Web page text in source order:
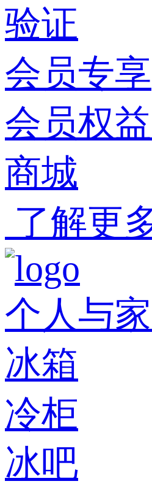
验证
会员专享
会员权益
商城
了解更
个人与
冰箱
冷柜
冰吧